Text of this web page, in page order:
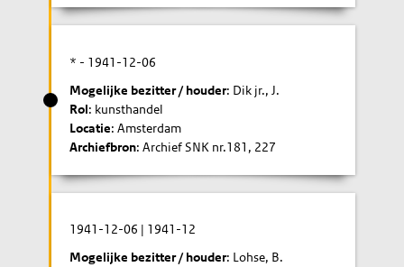
* - 1941-12-06
Mogelijke bezitter / houder: Dik jr., J.
Rol: kunsthandel
Locatie: Amsterdam
Archiefbron: Archief SNK nr.181, 227
1941-12-06 | 1941-12
Mogelijke bezitter / houder: Lohse, B.